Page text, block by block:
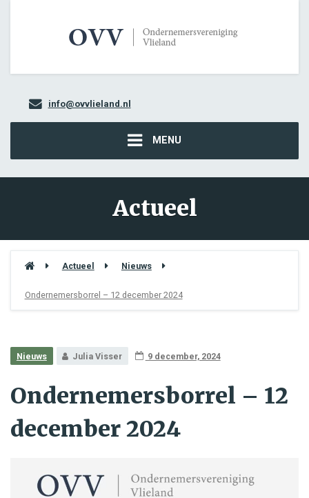
info@ovvlieland.nl
MENU
Actueel
Actueel Nieuws
Ondernemersborrel – 12 december 2024
Nieuws Julia Visser 9 december, 2024
Ondernemersborrel – 12
december 2024